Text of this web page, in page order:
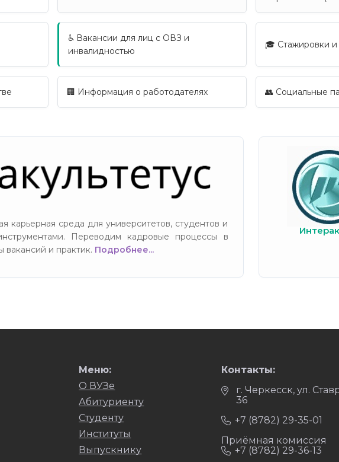
♿ Вакансии для лиц с ОВЗ и
инвалидностью
🎓 Стажировки и
🏢 Информация о работодателях 👥 Социальные
карьерная среда для университетов, студентов и
Переводим кадровые процессы в
вакансий и практик. Подробнее...
Меню:
О ВУЗе
Абитуриенту
Студенту
Институты
Выпускнику
Контакты:
г. Черкесск, ул.
36
+7 (8782) 29-35-01
Приёмная комиссия
+7 (8782) 29-36-13